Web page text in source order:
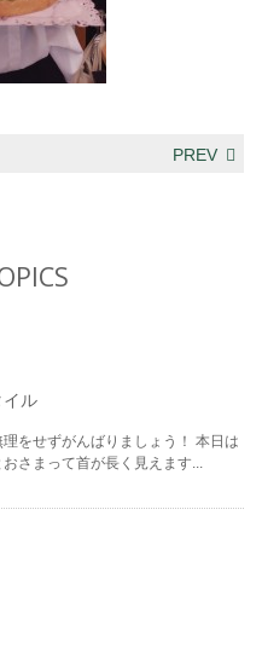
PREV
をせずがんばりましょう！ 本日は
さまって首が長く見えます...